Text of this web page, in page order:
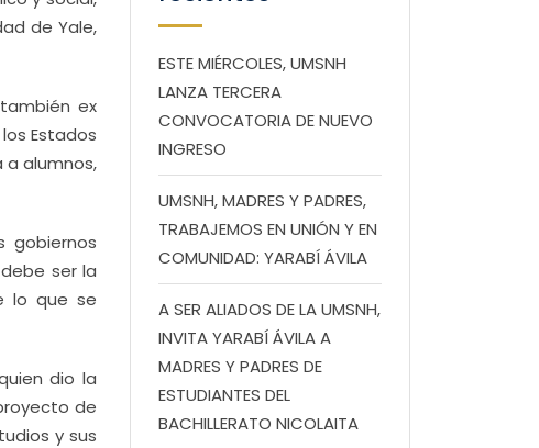
de Yale,
ex
Estados
a alumnos,
gobiernos
ser la
lo que se
dio la
de
y sus
ESTE MIÉRCOLES, UMSNH
LANZA TERCERA
CONVOCATORIA DE NUEVO
INGRESO
UMSNH, MADRES Y PADRES,
TRABAJEMOS EN UNIÓN Y EN
COMUNIDAD: YARABÍ ÁVILA
A SER ALIADOS DE LA UMSNH,
INVITA YARABÍ ÁVILA A
MADRES Y PADRES DE
ESTUDIANTES DEL
BACHILLERATO NICOLAITA